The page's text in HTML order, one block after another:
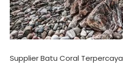
Supplier Batu Coral Terpercaya